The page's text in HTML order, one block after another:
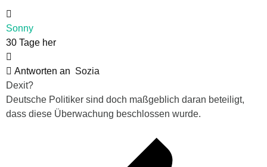
Sonny
30 Tage her
Antworten an Sozia
Dexit?
Deutsche Politiker sind doch maßgeblich daran beteiligt,
dass diese Überwachung beschlossen wurde.